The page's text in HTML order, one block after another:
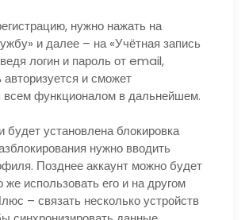
нужно нажать на
и далее – на «Учётная запись
логин и пароль от email,
авторизуется и сможет
всем функционалом в дальнейшем.
будет установлена блокировка
нужно вводить
Позднее аккаунт можно будет
же использовать его и на другом
– связать несколько устройств